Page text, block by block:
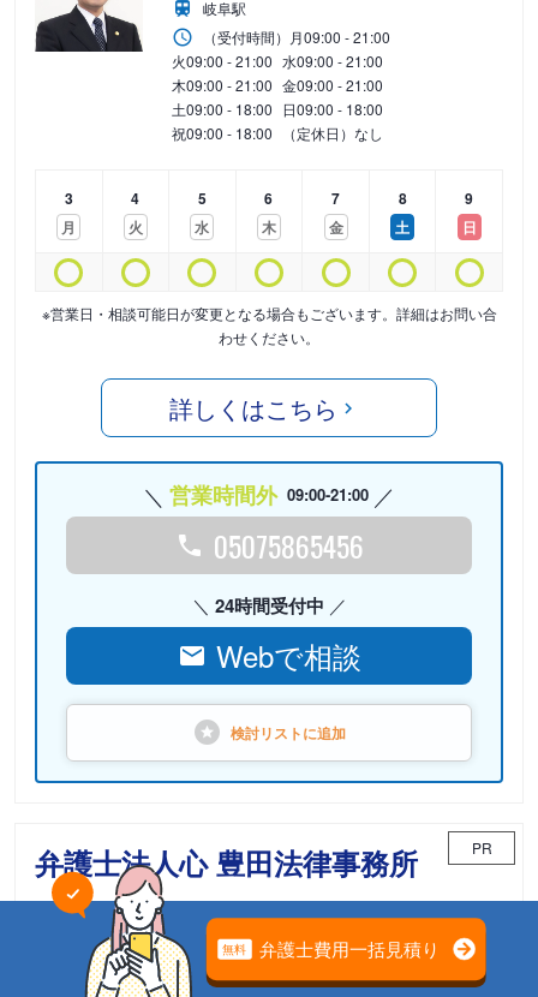
岐阜駅
（受付時間） 月09:00 - 21:00
火09:00 - 21:00 水09:00 - 21:00
木09:00 - 21:00 金09:00 - 21:00
土09:00 - 18:00 日09:00 - 18:00
祝09:00 - 18:00 （定休日）なし
3
月
4
火
5
水
6
木
7
金
8
土
9
日
※営業日・相談可能日が変更となる場合もございます。詳細はお問い合
わせください。
詳しくはこちら
営業時間外 09:00-21:00
05075865456
24時間受付中
Webで相談
検討リストに追加
弁護士法人心 豊田法律事務所 PR
相続案件のための「相続チーム」が担当
電話相談可能 初回面談無料